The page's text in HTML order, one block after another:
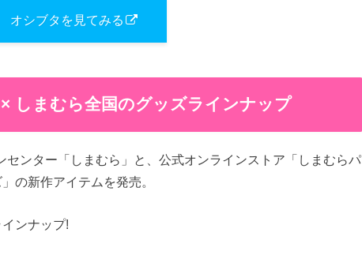
オシブタを見てみる
しまむら全国のグッズラインナップ
ンター「しまむら」と、公式オンラインストア「しまむらパ
の新作アイテムを発売。
ンナップ!